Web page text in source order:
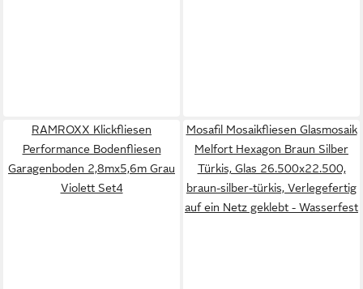
RAMROXX Klickfliesen
Performance Bodenfliesen
Garagenboden 2,8mx5,6m Grau
Violett Set4
Mosafil Mosaikfliesen Glasmosaik
Melfort Hexagon Braun Silber
Türkis, Glas 26.500x22.500,
braun-silber-türkis, Verlegefertig
auf ein Netz geklebt - Wasserfest